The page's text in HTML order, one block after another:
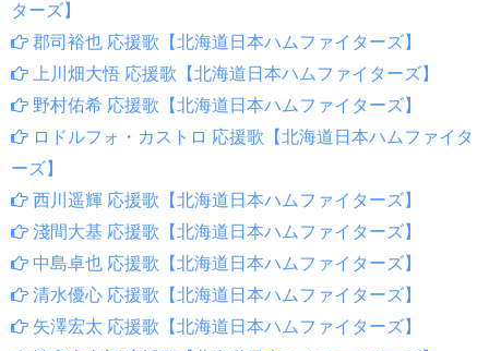
ターズ】
郡司裕也 応援歌【北海道日本ハムファイターズ】
上川畑大悟 応援歌【北海道日本ハムファイターズ】
野村佑希 応援歌【北海道日本ハムファイターズ】
ロドルフォ・カストロ 応援歌【北海道日本ハムファイタ
ーズ】
西川遥輝 応援歌【北海道日本ハムファイターズ】
淺間大基 応援歌【北海道日本ハムファイターズ】
中島卓也 応援歌【北海道日本ハムファイターズ】
清水優心 応援歌【北海道日本ハムファイターズ】
矢澤宏太 応援歌【北海道日本ハムファイターズ】